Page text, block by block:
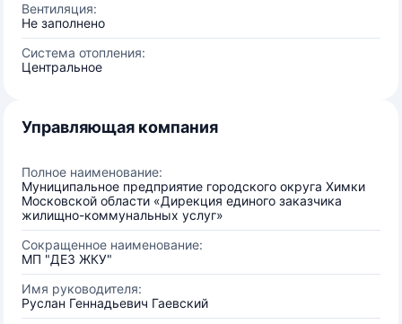
Вентиляция:
Не заполнено
Система отопления:
Центральное
Управляющая компания
Полное наименование:
Муниципальное предприятие городского округа Химки
Московской области «Дирекция единого заказчика
жилищно-коммунальных услуг»
Сокращенное наименование:
МП "ДЕЗ ЖКУ"
Имя руководителя:
Руслан Геннадьевич Гаевский